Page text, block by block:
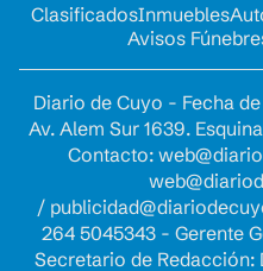
ClasificadosInmuebles
Avisos
Diario de Cuyo - Fecha
Av. Alem Sur 1639.
Contacto:
/
264 5045343 - Gerente
Secretario de Redacción: